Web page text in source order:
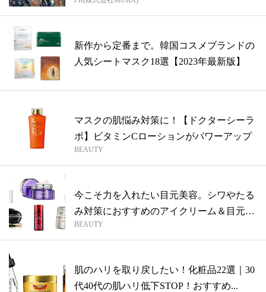
新作から定番まで。韓国コスメブランドの
人気シートマスク18選【2023年最新版】
マスクの肌悩み対策に！【ドクターシーラ
ボ】ビタミンCローションがパワーアップ
BEAUTY
今こそ力を入れたい目元美容。シワやたる
み対策におすすめのアイクリーム＆目元用
美容...
BEAUTY
肌のハリを取り戻したい！化粧品22選｜30
代40代の肌ハリ低下STOP！おすすめ...